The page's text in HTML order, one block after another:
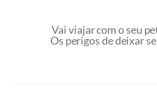
Vai viajar com o seu
Os perigos de deixar